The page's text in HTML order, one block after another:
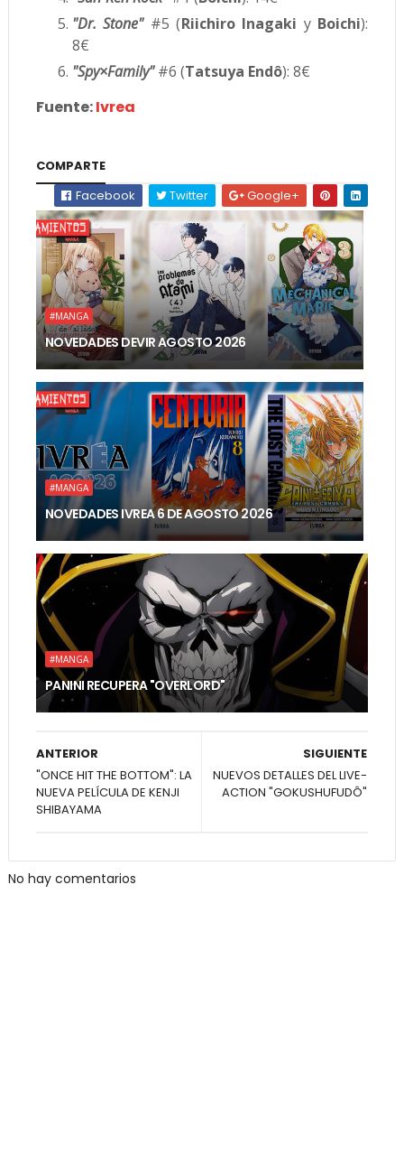
"Dr. Stone"#5 (Riichiro Inagaki y Boichi):
8€
"Spy×Family"#6 (Tatsuya Endô): 8€
Fuente:Ivrea
COMPARTE
Facebook
Twitter Google+
#MANGA
NOVEDADES DEVIR AGOSTO 2026
#MANGA
NOVEDADES IVREA 6 DE AGOSTO 2026
#MANGA
PANINI RECUPERA "OVERLORD"
SIGUIENTE
NUEVOS DETALLES DEL LIVE-
ACTION "GOKUSHUFUDÔ"
ANTERIOR
"ONCE HIT THE BOTTOM": LA
NUEVA PELÍCULA DE KENJI
SHIBAYAMA
No hay comentarios